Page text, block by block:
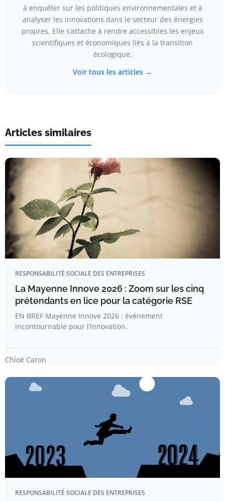
à enquêter sur les politiques environnementales et à
analyser les innovations dans le secteur des énergies
propres. Elle s’attache à rendre accessibles les enjeux
scientifiques et économiques liés à la transition
écologique.
Voir tous les articles →
Articles similaires
RESPONSABILITÉ SOCIALE DES ENTREPRISES
La Mayenne Innove 2026 : Zoom sur les cinq
prétendants en lice pour la catégorie RSE
EN BREF Mayenne Innove 2026 : événement
incontournable pour l’innovation.
Chloé Caron
RESPONSABILITÉ SOCIALE DES ENTREPRISES